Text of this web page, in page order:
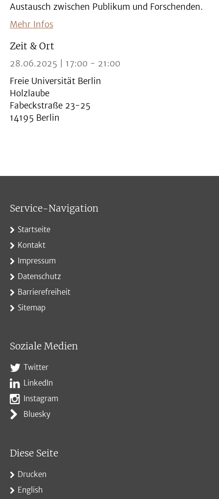
Austausch zwischen Publikum und Forschenden.
Mehr Infos
Zeit & Ort
28.06.2025 | 17:00 - 21:00
Freie Universität Berlin
Holzlaube
Fabeckstraße 23-25
14195 Berlin
Service-Navigation
Startseite
Kontakt
Impressum
Datenschutz
Barrierefreiheit
Sitemap
Soziale Medien
Twitter
LinkedIn
Instagram
Bluesky
Diese Seite
Drucken
English